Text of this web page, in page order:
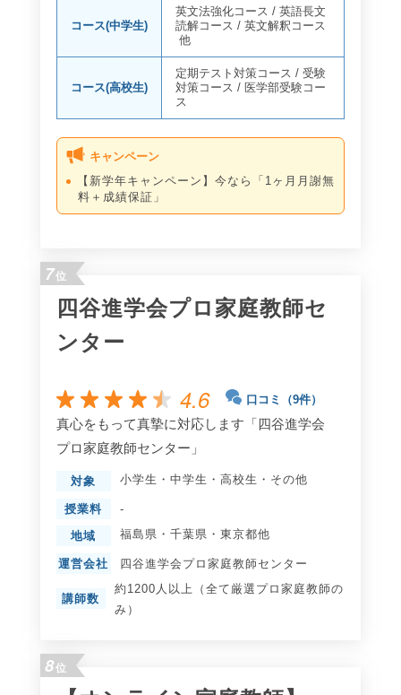
コース(中学生)
英文法強化コース /英語長文
読解コース /英文解釈コース
他
コース(高校生)
定期テスト対策コース /受験
対策コース /医学部受験コー
ス
キャンペーン
【新学年キャンペーン】今なら「1ヶ月月謝無
料＋成績保証」
7位
四谷進学会プロ家庭教師セ
ンター
4.6 口コミ（9件）
真心をもって真摯に対応します「四谷進学会
プロ家庭教師センター」
対象 小学生 ・ 中学生 ・ 高校生 ・ その他
授業料 -
地域 福島県 ・ 千葉県 ・ 東京都他
運営会社 四谷進学会プロ家庭教師センター
講師数
約1200人以上（全て厳選プロ家庭教師の
み）
8位